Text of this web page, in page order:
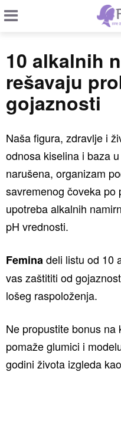
10 alkalnih
rešavaju
gojaznosti
Naša figura, zdravlje i
odnosa kiselina i baza
narušena, organizam
savremenog čoveka po
upotreba alkalnih
pH vrednosti.
Feminadeli listu od 10
vas zaštititi od
lošeg raspoloženja.
Ne propustite bonus
pomaže glumici i
godini života izgleda